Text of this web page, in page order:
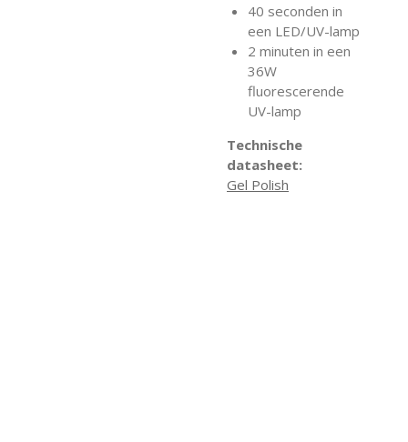
40 seconden in
een LED/UV-lamp
2 minuten in een
36W
fluorescerende
UV-lamp
Technische
datasheet:
Gel Polish